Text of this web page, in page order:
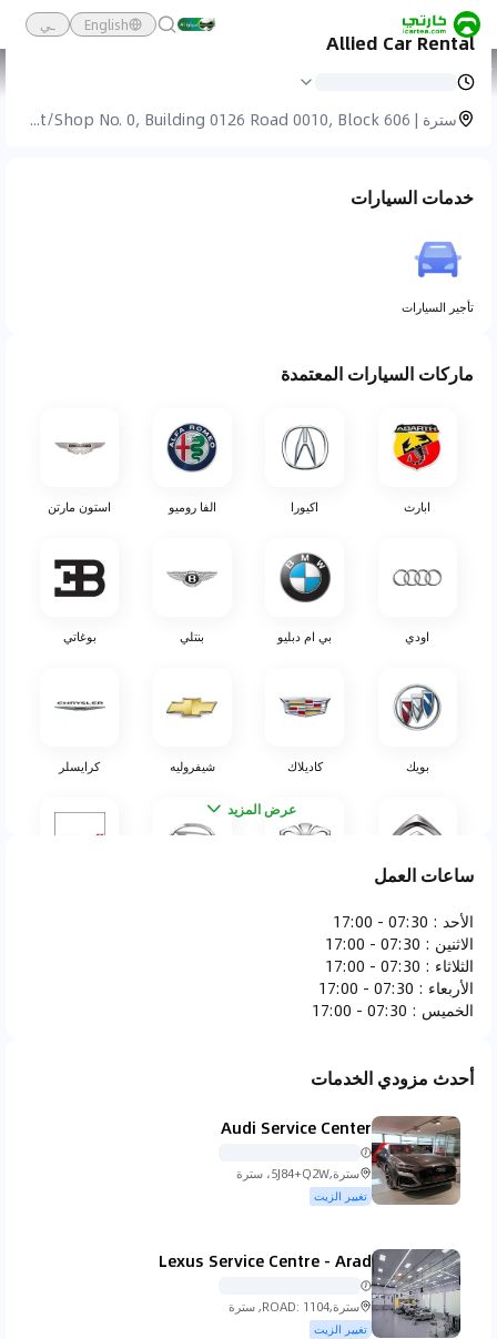
English ـي
كارتي
Allied Car Rental
سترة | Flat/Shop No. 0, Building 0126 Road 0010, Block 606
خدمات السيارات
تأجير السيارات
ماركات السيارات المعتمدة
ابارث اكيورا الفا روميو استون مارتن
اودي بي ام دبليو بنتلي بوغاتي
بويك كاديلاك شيفروليه كرايسلر
فيراري
جاك جونو
هيونداي
عرض المزيد
ساعات العمل
الأحد :
07:30 - 17:00
الاثنين :
07:30 - 17:00
الثلاثاء :
07:30 - 17:00
الأربعاء :
07:30 - 17:00
الخميس :
07:30 - 17:00
أحدث مزودي الخدمات
Audi Service Center
سترة,5J84+Q2W، سترة
تغيير الزيت
Lexus Service Centre - Arad
سترة,ROAD: 1104, سترة
تغيير الزيت